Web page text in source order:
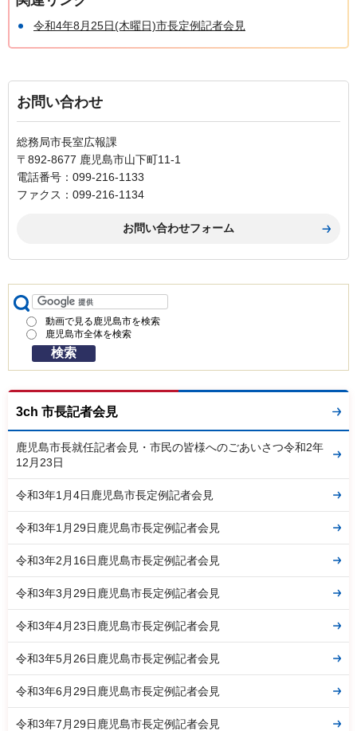
令和4年8月25日(木曜日)市長定例記者会見
お問い合わせ
総務局市長室広報課
〒892-8677 鹿児島市山下町11-1
電話番号：099-216-1133
ファクス：099-216-1134
動画で見る鹿児島市を検索
鹿児島市全体を検索
3ch 市長記者会見
鹿児島市長就任記者会見・市民の皆様へのごあいさつ令和2年
12月23日
令和3年1月4日鹿児島市長定例記者会見
令和3年1月29日鹿児島市長定例記者会見
令和3年2月16日鹿児島市長定例記者会見
令和3年3月29日鹿児島市長定例記者会見
令和3年4月23日鹿児島市長定例記者会見
令和3年5月26日鹿児島市長定例記者会見
令和3年6月29日鹿児島市長定例記者会見
令和3年7月29日鹿児島市長定例記者会見